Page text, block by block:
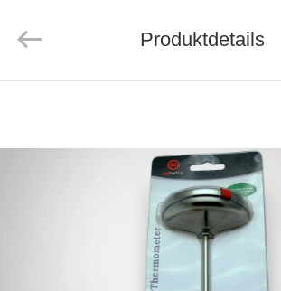
Rights
Reserved.
Produktdetails